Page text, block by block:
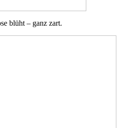
blüht – ganz zart.